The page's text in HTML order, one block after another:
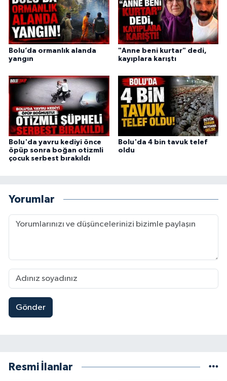
Bolu’da ormanlık alanda
yangın
"Anne beni kurtar" dedi,
kayıplara karıştı
Bolu'da yavru kediyi önce
öpüp sonra boğan otizmli
çocuk serbest bırakıldı
Bolu'da 4 bin tavuk telef
oldu
Yorumlar
Gönder
Resmi İlanlar